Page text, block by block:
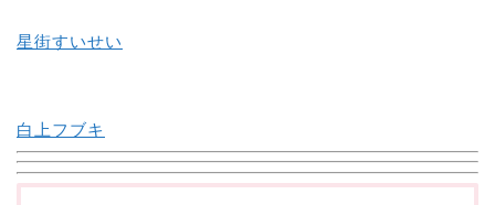
星街すいせい
白上フブキ